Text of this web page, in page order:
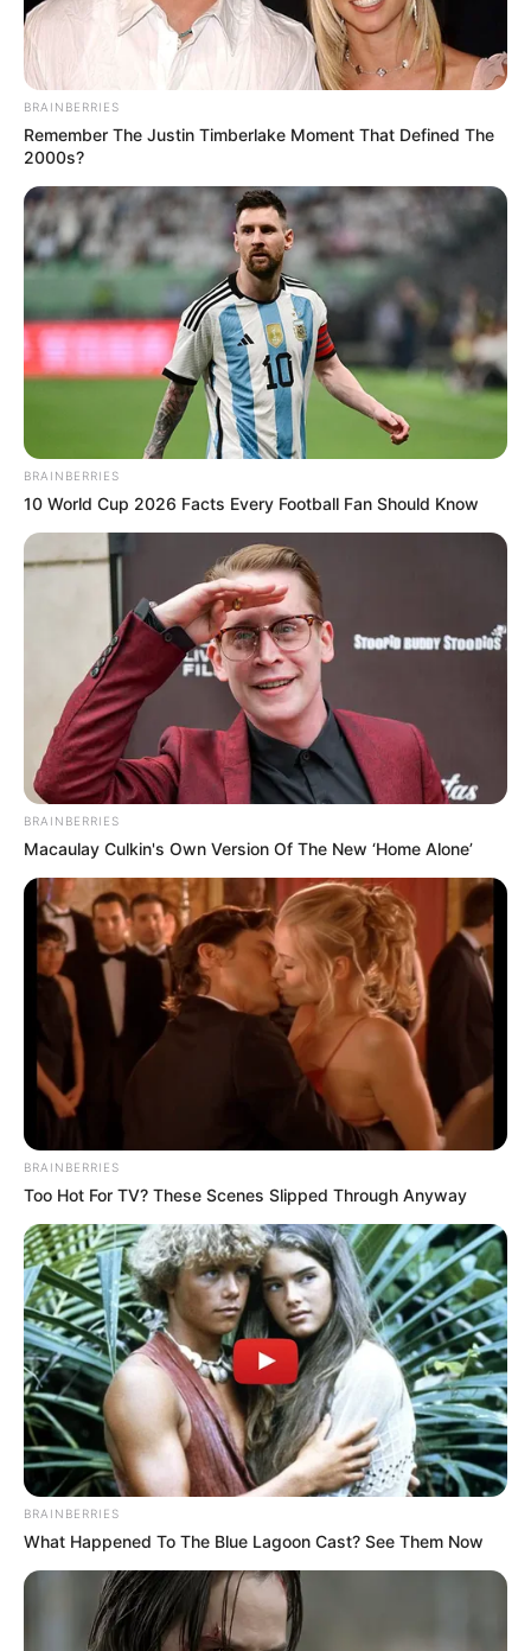
Pfizer's Worst Nightmare: Men Canceling $80
Prescriptions For This 87¢ Blue Pill Hack
FRIDAY PLANS
ER Doctor Exposes The $1 Viagra Secret Hidden
On CVS Aisle 4
BOOSTARO
Co-stars Who Lost Control While Kissing Each
Other
Remember Albert? You Better Sit Down Before You
See Him Today
BUZZDAY
BRAINBERRIES
Remember The Justin Timberlake Moment That Defined The
2000s?
BRAINBERRIES
10 World Cup 2026 Facts Every Football Fan Should Know
BRAINBERRIES
Macaulay Culkin's Own Version Of The New ‘Home Alone’
BRAINBERRIES
Too Hot For TV? These Scenes Slipped Through Anyway
BRAINBERRIES
What Happened To The Blue Lagoon Cast? See Them Now